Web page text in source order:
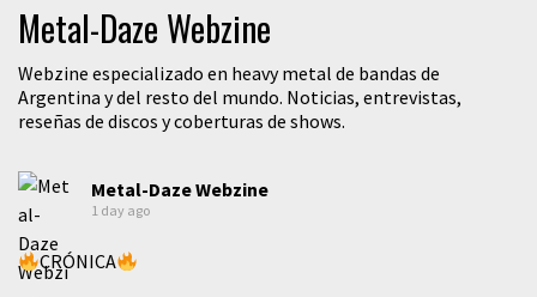
Metal-Daze Webzine
Webzine especializado en heavy metal de bandas de
Argentina y del resto del mundo. Noticias, entrevistas,
reseñas de discos y coberturas de shows.
Metal-Daze Webzine
1 day ago
CRÓNICA